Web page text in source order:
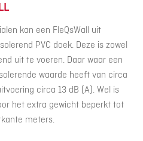
kan een FleQsWall uit
PVC doek. Deze is zowel
uit te voeren. Daar waar een
waarde heeft van circa
circa 13 dB (A). Wel is
het extra gewicht beperkt tot
meters.